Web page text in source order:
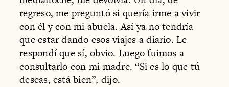
regreso, me preguntó si quería irme a vivir
con él y con mi abuela. Así ya no tendría
que estar dando esos viajes a diario. Le
respondí que sí, obvio. Luego fuimos a
consultarlo con mi madre. “Si es lo que tú
deseas, está bien”, dijo.